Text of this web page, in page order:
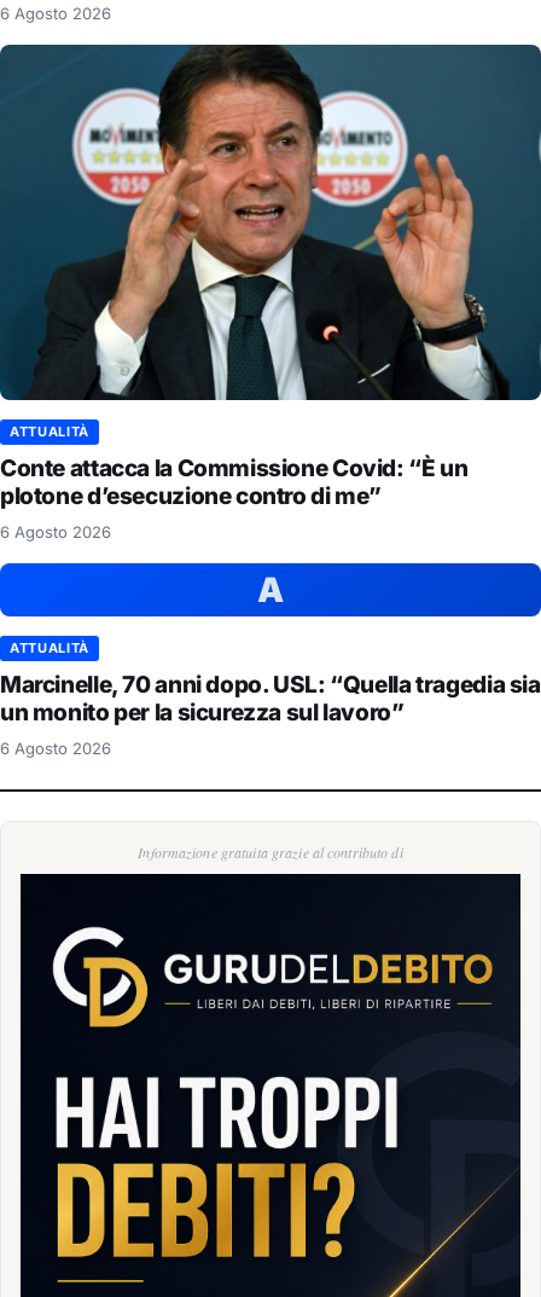
6 Agosto 2026
ATTUALITÀ
Conte attacca la Commissione Covid: “È un
plotone d’esecuzione contro di me”
6 Agosto 2026
A
ATTUALITÀ
Marcinelle, 70 anni dopo. USL: “Quella tragedia sia
un monito per la sicurezza sul lavoro”
6 Agosto 2026
Informazione gratuita grazie al contributo di